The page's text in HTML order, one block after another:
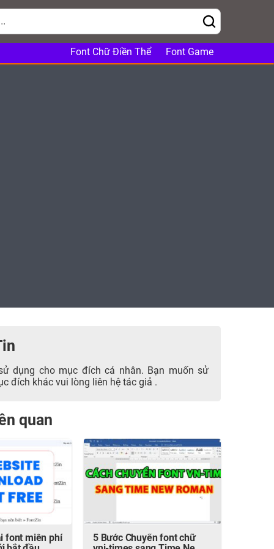
Font Chữ Điền Thể Font Game
dụng cho mục đích cá nhân. Bạn muốn sử
đích khác vui lòng liên hệ tác giả .
quan
font miễn phí
5 Bước Chuyển font chữ